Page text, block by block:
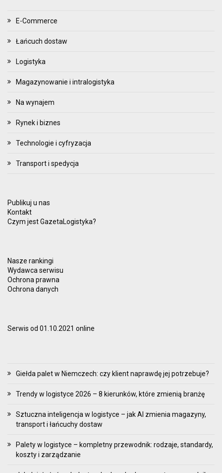
E-Commerce
Łańcuch dostaw
Logistyka
Magazynowanie i intralogistyka
Na wynajem
Rynek i biznes
Technologie i cyfryzacja
Transport i spedycja
Publikuj u nas
Kontakt
Czym jest GazetaLogistyka?
Nasze rankingi
Wydawca serwisu
Ochrona prawna
Ochrona danych
Serwis od 01.10.2021 online
Giełda palet w Niemczech: czy klient naprawdę jej potrzebuje?
Trendy w logistyce 2026 – 8 kierunków, które zmienią branżę
Sztuczna inteligencja w logistyce – jak AI zmienia magazyny,
transport i łańcuchy dostaw
Palety w logistyce – kompletny przewodnik: rodzaje, standardy,
koszty i zarządzanie